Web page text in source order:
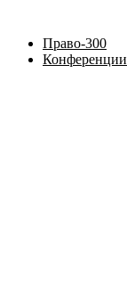
Право-300
Конференции